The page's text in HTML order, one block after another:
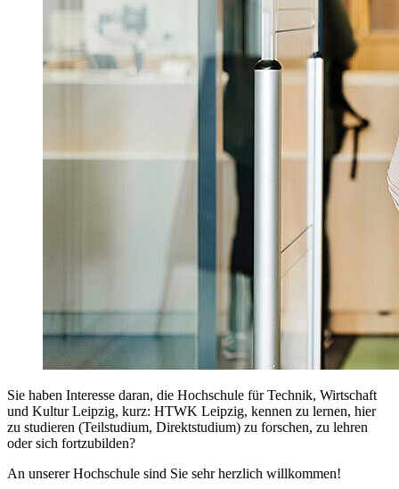
Sie haben Interesse daran, die Hochschule für Technik, Wirtschaft
und Kultur Leipzig, kurz: HTWK Leipzig, kennen zu lernen, hier
zu studieren (Teilstudium, Direktstudium) zu forschen, zu lehren
oder sich fortzubilden?
An unserer Hochschule sind Sie sehr herzlich willkommen!